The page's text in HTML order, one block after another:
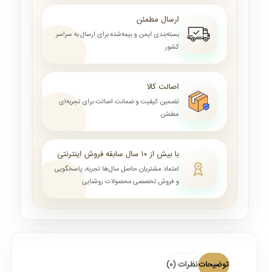
ارسال مطمئن
بسته‌بندی ایمن و بیمه‌شده برای ارسال به سراسر
کشور
اصالت کالا
تضمین کیفیت و ضمانت اصالت برای تجربه‌ای
مطمئن
با بیش از ۱۰ سال سابقه فروش اینترنتی
اعتماد مشتریان حاصل سال‌ها تجربه، پاسخگویی
و فروش تخصصی محصولات روشنایی
توضیحاتنظرات (0)